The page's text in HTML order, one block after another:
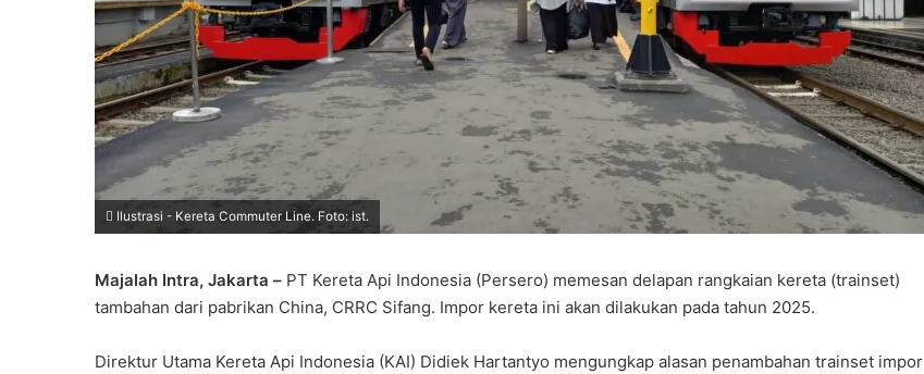
Ilustrasi - Kereta Commuter Line. Foto: ist.
Majalah Intra, Jakarta – PT Kereta Api Indonesia (Persero) memesan delapan rangkaian kereta (trainset)
tambahan dari pabrikan China, CRRC Sifang. Impor kereta ini akan dilakukan pada tahun 2025.
Direktur Utama Kereta Api Indonesia (KAI) Didiek Hartantyo mengungkap alasan penambahan trainset impor